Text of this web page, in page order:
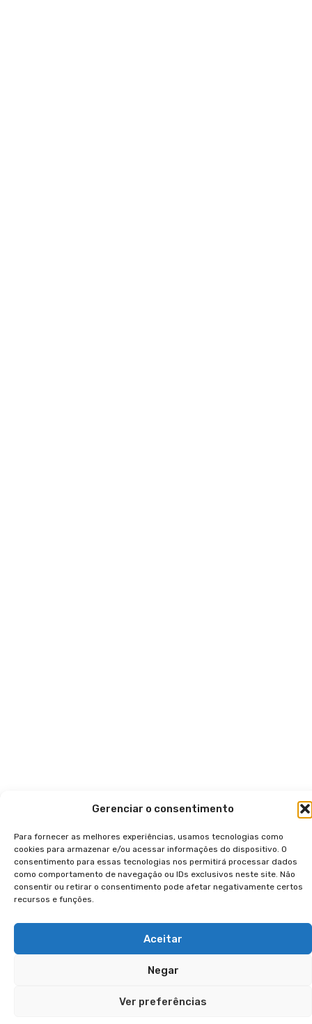
Gerenciar o consentimento
Para fornecer as melhores experiências, usamos tecnologias como
cookies para armazenar e/ou acessar informações do dispositivo. O
consentimento para essas tecnologias nos permitirá processar dados
como comportamento de navegação ou IDs exclusivos neste site. Não
consentir ou retirar o consentimento pode afetar negativamente certos
recursos e funções.
Aceitar
Negar
Ver preferências